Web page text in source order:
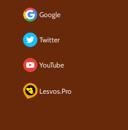
Google
Twitter
YouTube
Lesvos.Pro